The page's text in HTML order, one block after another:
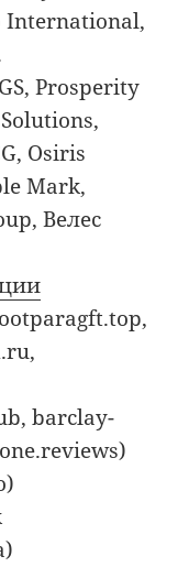
International,
Prosperity
Osiris
Mark,
Велес
barclay-